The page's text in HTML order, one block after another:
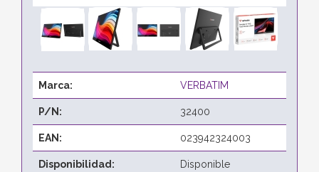
Marca: VERBATIM
P/N: 32400
EAN: 023942324003
Disponibilidad: Disponible